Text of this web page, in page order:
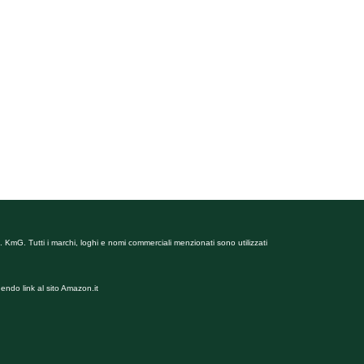
Tutti i marchi, loghi e nomi commerciali menzionati sono utilizzati
link al sito Amazon.it